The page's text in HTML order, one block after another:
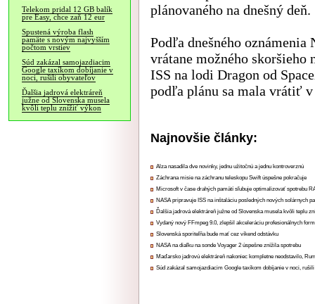
Telekom pridal 12 GB balík
pre Easy, chce zaň 12 eur
Spustená výroba flash
pamäte s novým najvyšším
počtom vrstiev
Súd zakázal samojazdiacim
Google taxíkom dobíjanie v
noci, rušili obyvateľov
Ďalšia jadrová elektráreň
južne od Slovenska musela
kvôli teplu znížiť výkon
plánovaného na dnešný deň.
Podľa dnešného
vrátane možného
ISS na lodi Dragon od
podľa plánu sa mala vrátiť
Najnovšie články:
Alza nasadila dve novinky, jednu užitočnú a jednu kontroverznú
Záchrana misie na záchranu teleskopu Swift úspešne pokračuje
Microsoft v čase drahých pamätí sľubuje optimalizovať spotrebu
NASA pripravuje ISS na inštaláciu posledných nových solárnych
Ďalšia jadrová elektráreň južne od Slovenska musela kvôli teplu
Vydaný nový FFmpeg 9.0, zlepšil akceleráciu profesionálnych
Slovenská sporiteľňa bude mať cez víkend odstávku
NASA na diaľku na sonde Voyager 2 úspešne znížila spotrebu
Maďarsko jadrovú elektráreň nakoniec kompletne neodstavilo,
Súd zakázal samojazdiacim Google taxíkom dobíjanie v noci,